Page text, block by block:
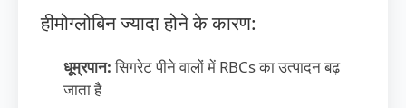
हीमोग्लोबिन ज्यादा होने के कारण:
धूम्रपान:सिगरेट पीने वालों में RBCs का उत्पादन बढ़
जाता है